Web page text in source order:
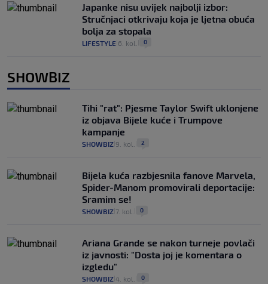
Japanke nisu uvijek najbolji izbor:
Stručnjaci otkrivaju koja je ljetna obuća
bolja za stopala
LIFESTYLE 6. kol. 0
SHOWBIZ
Tihi "rat": Pjesme Taylor Swift uklonjene
iz objava Bijele kuće i Trumpove
kampanje
SHOWBIZ 9. kol. 2
Bijela kuća razbjesnila fanove Marvela,
Spider-Manom promovirali deportacije:
Sramim se!
SHOWBIZ 7. kol. 0
Ariana Grande se nakon turneje povlači
iz javnosti: "Dosta joj je komentara o
izgledu"
SHOWBIZ 4. kol. 0